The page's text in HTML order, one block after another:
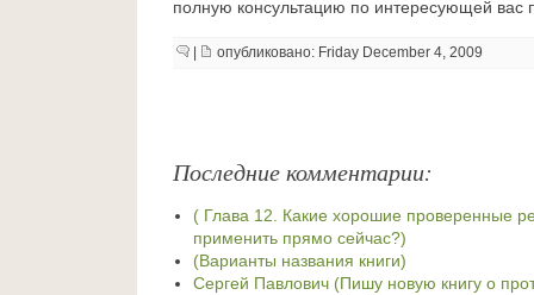
полную консультацию по интересующей вас
опубликовано: Friday December 4, 2009
Последние комментарии:
( Глава 12. Какие хорошие проверенные
применить прямо сейчас?)
(Варианты названия книги)
Сергей Павлович (Пишу новую книгу о